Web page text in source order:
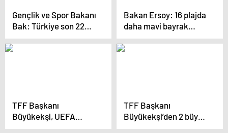
Gençlik ve Spor Bakanı
Bak: Türkiye son 22
yılda sporda devrim
yaşamaktadır
Bakan Ersoy: 16 plajda
daha mavi bayrak
dalgalanacak
TFF Başkanı
Büyükekşi, UEFA
finallerine ev
TFF Başkanı
Büyükekşi’den 2 büyük
UEFA finali için